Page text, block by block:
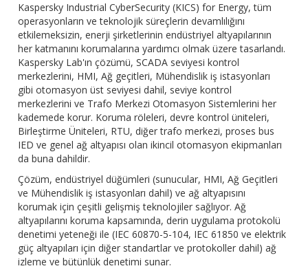
Kaspersky Industrial CyberSecurity (KICS) for Energy, tüm
operasyonların ve teknolojik süreçlerin devamlılığını
etkilemeksizin, enerji şirketlerinin endüstriyel altyapılarının
her katmanını korumalarına yardımcı olmak üzere tasarlandı.
Kaspersky Lab'ın çözümü, SCADA seviyesi kontrol
merkezlerini, HMI, Ağ geçitleri, Mühendislik iş istasyonları
gibi otomasyon üst seviyesi dahil, seviye kontrol
merkezlerini ve Trafo Merkezi Otomasyon Sistemlerini her
kademede korur. Koruma röleleri, devre kontrol üniteleri,
Birleştirme Üniteleri, RTU, diğer trafo merkezi, proses bus
IED ve genel ağ altyapısı olan ikincil otomasyon ekipmanları
da buna dahildir.
Çözüm, endüstriyel düğümleri (sunucular, HMI, Ağ Geçitleri
ve Mühendislik iş istasyonları dahil) ve ağ altyapısını
korumak için çeşitli gelişmiş teknolojiler sağlıyor. Ağ
altyapılarını koruma kapsamında, derin uygulama protokolü
denetimi yeteneği ile (IEC 60870-5-104, IEC 61850 ve elektrik
güç altyapıları için diğer standartlar ve protokoller dahil) ağ
izleme ve bütünlük denetimi sunar.